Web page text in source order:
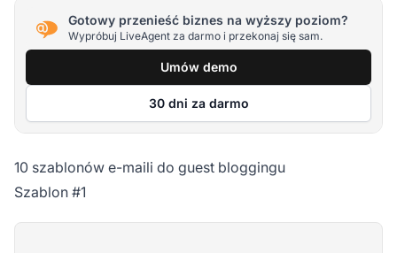
Gotowy przenieść biznes na wyższy poziom?
Wypróbuj LiveAgent za darmo i przekonaj się sam.
Umów demo
30 dni za darmo
10 szablonów e-maili do guest bloggingu
Szablon #1